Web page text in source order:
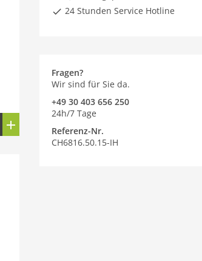
24 Stunden Service Hotline
Fragen?
Wir sind für Sie da.
+49 30 403 656 250
24h/7 Tage
Referenz-Nr.
CH6816.50.15-IH